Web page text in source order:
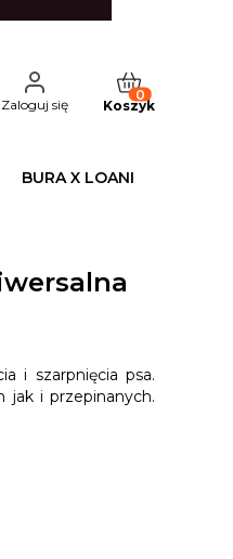
Zaloguj się
Produkty w
Koszyk
BURA X LOANI
i szarpnięcia psa.
jak i przepinanych.